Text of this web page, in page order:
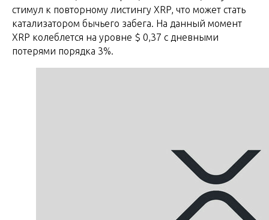
стимул к повторному листингу XRP, что может стать
катализатором бычьего забега. На данный момент
XRP колеблется на уровне $ 0,37 с дневными
потерями порядка 3%.